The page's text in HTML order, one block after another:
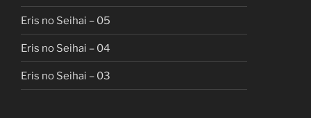
Eris no Seihai – 05
Eris no Seihai – 04
Eris no Seihai – 03